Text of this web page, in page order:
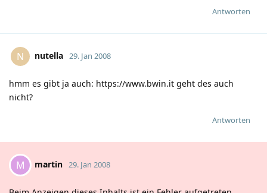
Antworten
N nutella 29. Jan 2008
hmm es gibt ja auch: https://www.bwin.it geht des auch
nicht?
Antworten
M martin 29. Jan 2008